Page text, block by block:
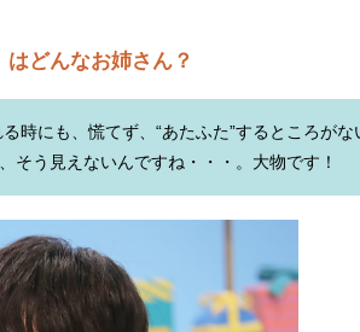
どんなお姉さん？
時にも、慌てず、“あたふた”するところがな
そう見えないんですね・・・。大物です！